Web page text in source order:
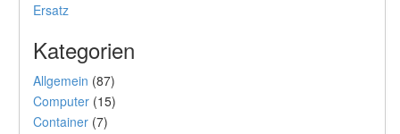
Ersatz
Kategorien
Allgemein (87)
Computer (15)
Container (7)